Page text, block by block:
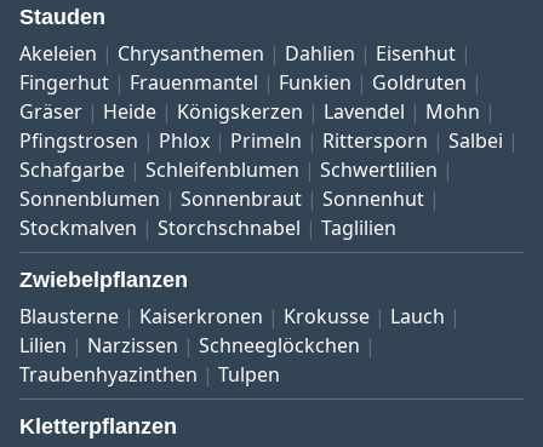
Stauden
Akeleien Chrysanthemen Dahlien
Eisenhut
Fingerhut
Frauenmantel Funkien
Goldruten
Gräser
Heide Königskerzen Lavendel
Mohn
Pfingstrosen
Phlox Primeln Rittersporn
Salbei
Schafgarbe
Schleifenblumen
Schwertlilien
Sonnenblumen
Sonnenbraut
Sonnenhut
Stockmalven
Storchschnabel Taglilien
Zwiebelpflanzen
Blausterne Kaiserkronen Krokusse
Lauch
Lilien
Narzissen
Schneeglöckchen
Traubenhyazinthen
Tulpen
Kletterpflanzen